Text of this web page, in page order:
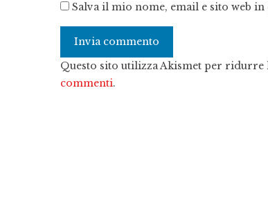
Salva il mio nome, email e sito web
Questo sito utilizza Akismet per ridurre
commenti.